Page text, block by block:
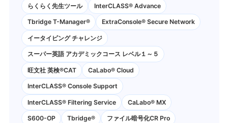
らくらく先生ツール InterCLASS® Advance
Tbridge T-Manager® ExtraConsole® Secure Network
イータイピング チャレンジ
スーパー英語 アカデミックコース レベル１～５
旺文社 英検®CAT CaLabo®︎ Cloud
InterCLASS®︎ Console Support
InterCLASS®︎ Filtering Service CaLabo® MX
S600-OP Tbridge® ファイル暗号化CR Pro